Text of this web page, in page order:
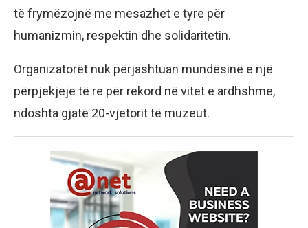
të frymëzojnë me mesazhet e tyre për
humanizmin, respektin dhe solidaritetin.
Organizatorët nuk përjashtuan mundësinë e një
përpjekjeje të re për rekord në vitet e ardhshme,
ndoshta gjatë 20-vjetorit të muzeut.